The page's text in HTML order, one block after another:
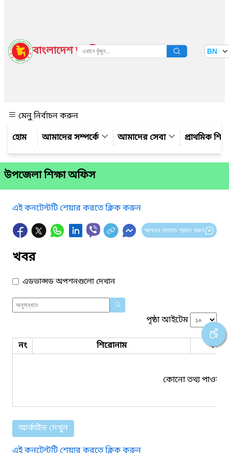
বাংলাদেশ জাতীয় তথ্য বাতায়ন BN
মেনু নির্বাচন করুন
আমাদের সম্পর্কে
আমাদের সেবা প্রাথমিক
উপজেলা শিক্ষা অফিস
এই কনটেন্টটি শেয়ার করতে ক্লিক করুন
আপনার মতামত প্রদান করুন
খবর
এডভান্সড অপশনগুলো দেখান
পৃষ্ঠা আইটেম
নং শিরোনাম ফাইল
কোনো তথ্য পাওয়া
আর্কাইভ দেখুন
এই কনটেন্টটি শেয়ার করতে ক্লিক করুন